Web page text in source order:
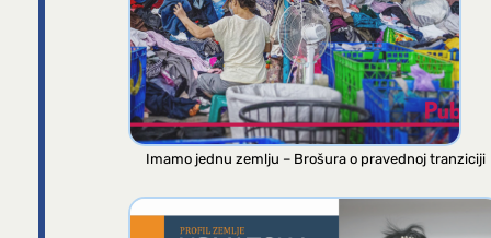
Imamo jednu zemlju – Brošura o pravednoj tranziciji